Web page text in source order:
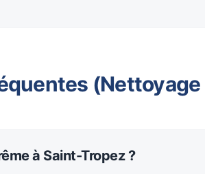
(Nettoyage
à Saint-Tropez ?